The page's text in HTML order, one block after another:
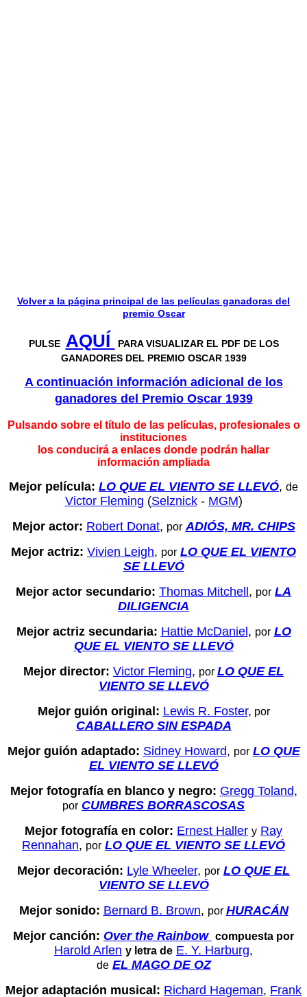
Volver a la página principal de las películas ganadoras del
premio Oscar
PULSE AQUÍ
PARA VISUALIZAR EL PDF DE LOS
GANADORES DEL PREMIO OSCAR 1939
A continuación información adicional de los
ganadores del Premio Oscar1939
Pulsando sobre el título de las películas, profesionales o
instituciones
los conducirá a enlaces donde podrán hallar
información ampliada
Mejor película: LO QUE EL VIENTO SE LLEVÓ, de
Victor Fleming (Selznick- MGM)
Mejor actor: Robert Donat, por ADIÓS, MR. CHIPS
Mejor actriz: Vivien Leigh, por LO QUE EL VIENTO
SE LLEVÓ
Mejor actor secundario: Thomas Mitchell, por LA
DILIGENCIA
Mejor actriz secundaria: Hattie McDaniel, por LO
QUE EL VIENTO SE LLEVÓ
Mejor director: Victor Fleming, por LO QUE EL
VIENTO SE LLEVÓ
Mejor guión original: Lewis R. Foster, por
CABALLERO SIN ESPADA
Mejor guión adaptado: Sidney Howard, por LO QUE
EL VIENTO SE LLEVÓ
Mejor fotografía en blanco y negro: Gregg Toland,
por CUMBRES BORRASCOSAS
Mejor fotografía en color: Ernest Haller y Ray
Rennahan, por LO QUE EL VIENTO SE LLEVÓ
Mejor decoración: Lyle Wheeler, por LO QUE EL
VIENTO SE LLEVÓ
Mejor sonido: Bernard B. Brown, por HURACÁN
Mejor canción: Over the Rainbow compuesta por
Harold Arlen y letra de E. Y. Harburg,
de EL MAGO DE OZ
Mejor adaptación musical: Richard Hageman, Frank